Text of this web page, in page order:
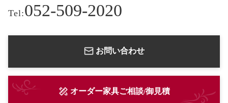
Tel:052-509-2020
お問い合わせ
オーダー家具ご相談/御見積